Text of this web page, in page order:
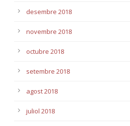
desembre 2018
novembre 2018
octubre 2018
setembre 2018
agost 2018
juliol 2018